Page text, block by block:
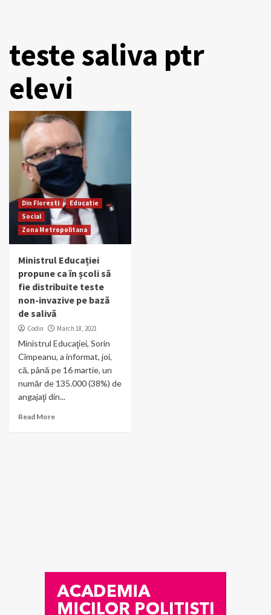
teste saliva ptr
elevi
Din Floresti
Educatie
Social
Zona Metropolitana
Ministrul Educației
propune ca în școli să
fie distribuite teste
non-invazive pe bază
de salivă
Codin March 18, 2021
Ministrul Educaţiei, Sorin
Cîmpeanu, a informat, joi,
că, până pe 16 martie, un
număr de 135.000 (38%) de
angajaţi din...
Read More